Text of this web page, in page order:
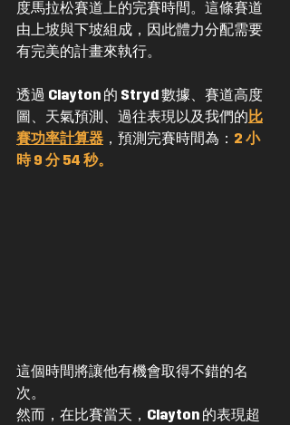
度馬拉松賽道上的完賽時間。這條賽道
由上坡與下坡組成，因此體力分配需要
有完美的計畫來執行。
透過 Clayton 的 Stryd 數據、賽道高度
圖、天氣預測、過往表現以及我們的 比
賽功率計算器 ，預測完賽時間為： 2 小
時 9 分 54 秒。
這個時間將讓他有機會取得不錯的名
次。
然而，在比賽當天，Clayton 的表現超